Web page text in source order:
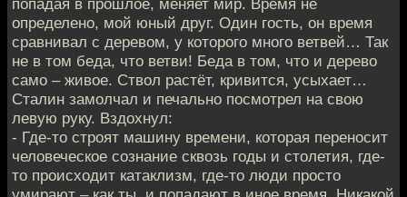
попадая в прошлое, меняет мир. Время не
определено, мой юный друг. Один гость, он время
сравнивал с деревом, у которого много ветвей… Так
не в том беда, что ветви! Беда в том, что и дерево
само – живое. Ствол растёт, кривится, усыхает…
Сталин замолчал и печально посмотрел на свою
левую руку. Вздохнул:
- Где-то строят машину времени, которая переносит
человеческое сознание сквозь годы и столетия, где-
то происходит катаклизм, где-то люди просто